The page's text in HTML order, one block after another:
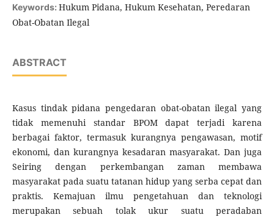
Keywords: Hukum Pidana, Hukum Kesehatan, Peredaran
Obat-Obatan Ilegal
ABSTRACT
Kasus tindak pidana pengedaran obat-obatan ilegal yang
tidak memenuhi standar BPOM dapat terjadi karena
berbagai faktor, termasuk kurangnya pengawasan, motif
ekonomi, dan kurangnya kesadaran masyarakat. Dan juga
Seiring dengan perkembangan zaman membawa
masyarakat pada suatu tatanan hidup yang serba cepat dan
praktis. Kemajuan ilmu pengetahuan dan teknologi
merupakan sebuah tolak ukur suatu peradaban